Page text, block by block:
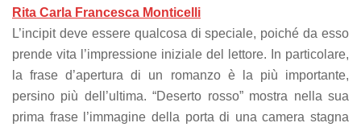
Rita Carla Francesca Monticelli
L’incipit deve essere qualcosa di speciale, poiché da esso
prende vita l’impressione iniziale del lettore. In particolare,
la frase d’apertura di un romanzo è la più importante,
persino più dell’ultima. “Deserto rosso” mostra nella sua
prima frase l’immagine della porta di una camera stagna
Marketing
By sharing
your
interests
and
behavior as
you visit our